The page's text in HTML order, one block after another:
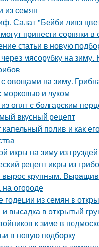
из семян
Салат "Бейби ливз
принести сорняки в
статьи в новую
мясорубку на зиму.
овощами на зиму.
морковью и луком
опят с болгарским
вкусный рецепт
полив и как
икры на зиму из
рецепт икры из
вырос крупным.
на огороде
из семян в
высадка в открытый
к зиме в
в новую подборку